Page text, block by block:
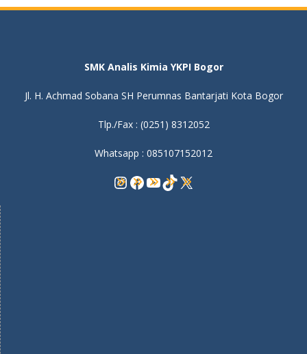
SMK Analis Kimia YKPI Bogor
Jl. H. Achmad Sobana SH Perumnas Bantarjati Kota Bogor
Tlp./Fax : (0251) 8312052
Whatsapp : 085107152012
Instagram
Facebook
YouTube
TikTok
X